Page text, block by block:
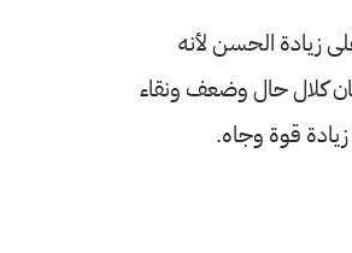
زيادة الحسن لأنه
كلال حال وضعف ونقاء
قوة وجاه.